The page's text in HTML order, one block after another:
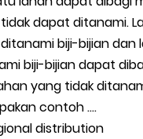
dapat ditanami.
biji-bijian dan
biji-bijian dapat
yang tidak
contoh ....
distribution